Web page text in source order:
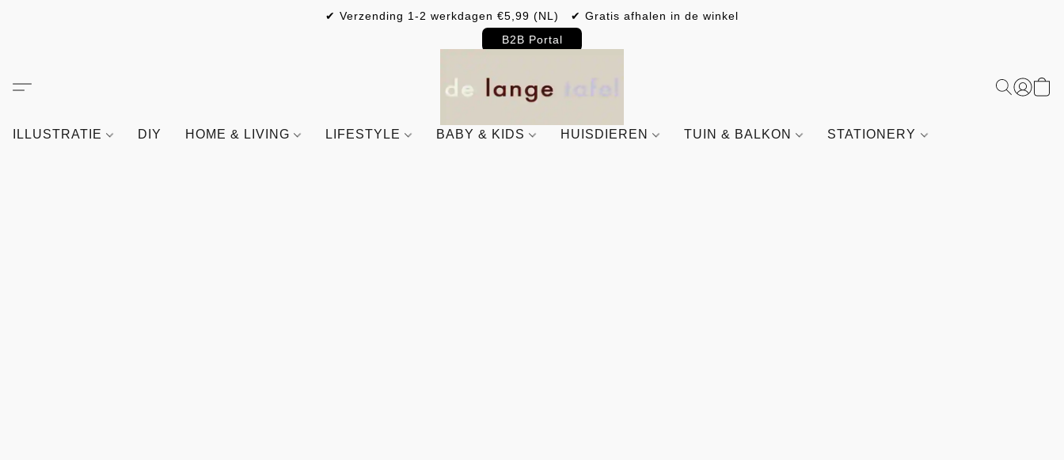
✔ Verzending 1-2 werkdagen €5,99 (NL) ✔ Gratis afhalen in de winkel
B2B Portal
ILLUSTRATIE DIY HOME & LIVING LIFESTYLE BABY & KIDS HUISDIEREN TUIN & BALKON STATIONERY